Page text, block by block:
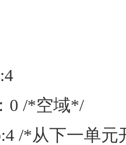
0 /*空域*/
/*从下一单